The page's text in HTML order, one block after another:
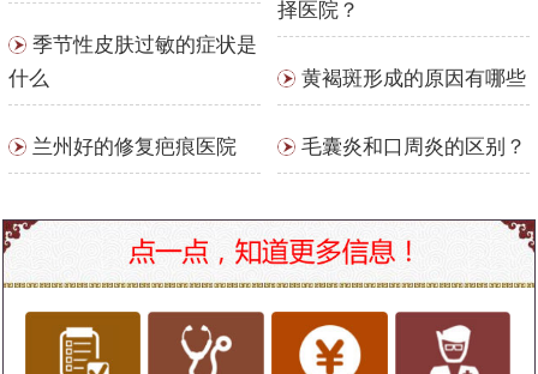
择医院？
季节性皮肤过敏的症状是
什么
黄褐斑形成的原因有哪些
兰州好的修复疤痕医院 毛囊炎和口周炎的区别？